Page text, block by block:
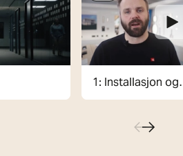
1: Installasjon og